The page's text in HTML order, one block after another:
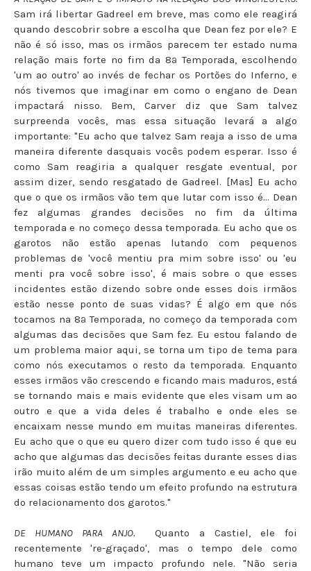
Sam irá libertar Gadreel em breve, mas como ele reagirá
quando descobrir sobre a escolha que Dean fez por ele? E
não é só isso, mas os irmãos parecem ter estado numa
relação mais forte no fim da 8ª Temporada, escolhendo
'um ao outro' ao invés de fechar os Portões do Inferno, e
nós tivemos que imaginar em como o engano de Dean
impactará nisso. Bem, Carver diz que Sam talvez
surpreenda vocês, mas essa situação levará a algo
importante: "Eu acho que talvez Sam reaja a isso de uma
maneira diferente dasquais vocês podem esperar. Isso é
como Sam reagiria a qualquer resgate eventual, por
assim dizer, sendo resgatado de Gadreel. [Mas] Eu acho
que o que os irmãos vão tem que lutar com isso é... Dean
fez algumas grandes decisões no fim da última
temporada e no começo dessa temporada. Eu acho que os
garotos não estão apenas lutando com pequenos
problemas de 'você mentiu pra mim sobre isso' ou 'eu
menti pra você sobre isso', é mais sobre o que esses
incidentes estão dizendo sobre onde esses dois irmãos
estão nesse ponto de suas vidas? É algo em que nós
tocamos na 8ª Temporada, no começo da temporada com
algumas das decisões que Sam fez. Eu estou falando de
um problema maior aqui, se torna um tipo de tema para
como nós executamos o resto da temporada. Enquanto
esses irmãos vão crescendo e ficando mais maduros, está
se tornando mais e mais evidente que eles visam um ao
outro e que a vida deles é trabalho e onde eles se
encaixam nesse mundo em muitas maneiras diferentes.
Eu acho que o que eu quero dizer com tudo isso é que eu
acho que algumas das decisões feitas durante esses dias
irão muito além de um simples argumento e eu acho que
essas coisas estão tendo um efeito profundo na estrutura
do relacionamento dos garotos."
DE HUMANO PARA ANJO. Quanto a Castiel, ele foi
recentemente 're-graçado', mas o tempo dele como
humano teve um impacto profundo nele. "Não seria